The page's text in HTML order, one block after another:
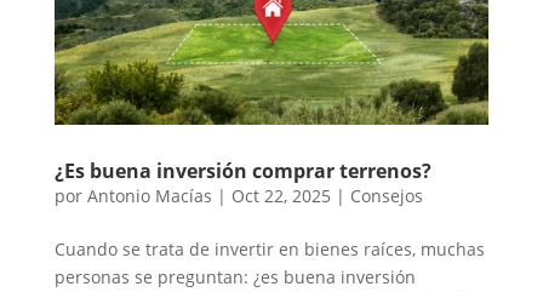
¿Es buena inversión comprar terrenos?
por Antonio Macías | Oct 22, 2025 | Consejos
Cuando se trata de invertir en bienes raíces, muchas
personas se preguntan: ¿es buena inversión